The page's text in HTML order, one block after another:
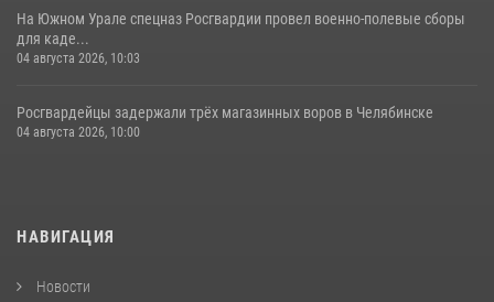
На Южном Урале спецназ Росгвардии провел военно-полевые сборы
для каде...
04 августа 2026, 10:03
Росгвардейцы задержали трёх магазинных воров в Челябинске
04 августа 2026, 10:00
НАВИГАЦИЯ
Новости